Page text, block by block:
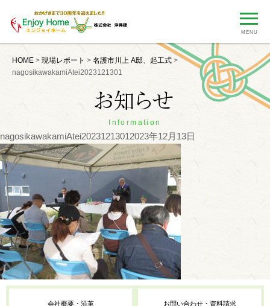
MENU
HOME > 現場レポート > 名護市川上 A邸、起工式 >
nagosikawakamiAtei2023121301
Information
nagosikawakamiAtei20231213012023年12月13日
会社概要・沿革 お問い合わせ・資料請求